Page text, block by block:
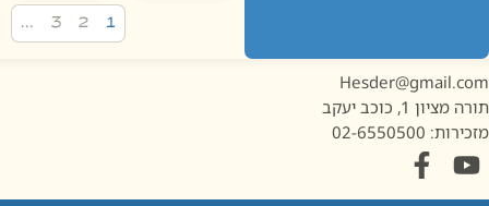
1, כוכב יעקב
02-6550500